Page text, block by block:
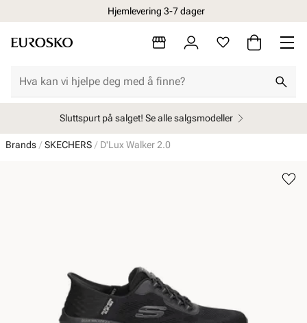
Hjemlevering 3-7 dager
Sluttspurt på salget! Se alle salgsmodeller
Brands SKECHERS D'Lux Walker 2.0